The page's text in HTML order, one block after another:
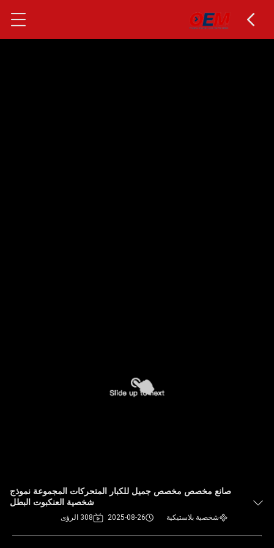
صانع مخصص مخصص جميل للكبار المتحركات المجموعة نموذج
شخصية العنكبوت البطل
شخصية بلاستيكية 2025-08-26 308 الرؤى